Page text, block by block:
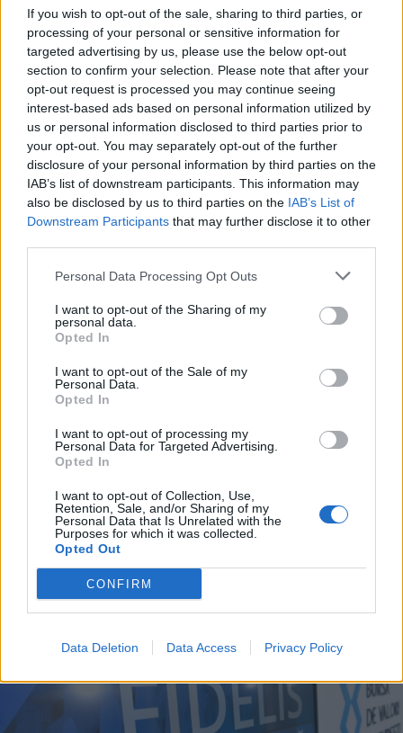
If you wish to opt-out of the sale, sharing to third parties, or
processing of your personal or sensitive information for
targeted advertising by us, please use the below opt-out
section to confirm your selection. Please note that after your
opt-out request is processed you may continue seeing
interest-based ads based on personal information utilized by
us or personal information disclosed to third parties prior to
your opt-out. You may separately opt-out of the further
disclosure of your personal information by third parties on the
IAB’s list of downstream participants. This information may
also be disclosed by us to third parties on the IAB’s List of
Downstream Participants that may further disclose it to other
Personal Data Processing Opt Outs
I want to opt-out of the Sharing of my
personal data.
Opted In
I want to opt-out of the Sale of my
Personal Data.
Opted In
I want to opt-out of processing my
Personal Data for Targeted Advertising.
Opted In
I want to opt-out of Collection, Use,
Retention, Sale, and/or Sharing of my
Personal Data that Is Unrelated with the
Purposes for which it was collected.
Opted Out
CONFIRM
Data Deletion Data Access Privacy Policy
2026. augusztus 07., péntek
Viharok hozhatnak felfrissülést a
székelyföldi megyékben
2026. augusztus 07., péntek
Hetek óta először csökkent az
üzemanyagok ára